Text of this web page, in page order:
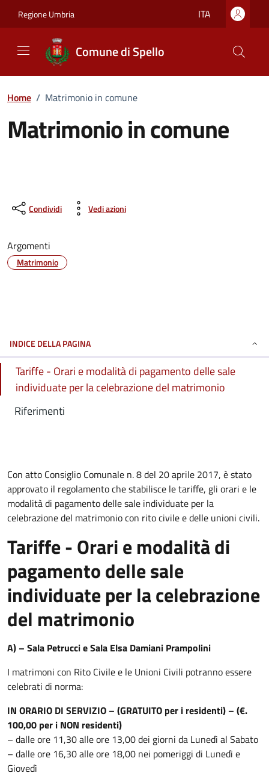
Regione Umbria ITA
Comune di Spello
Home / Matrimonio in comune
Matrimonio in comune
Condividi Vedi azioni
Argomenti
Matrimonio
INDICE DELLA PAGINA
Tariffe - Orari e modalità di pagamento delle sale
individuate per la celebrazione del matrimonio
Riferimenti
Con atto Consiglio Comunale n. 8 del 20 aprile 2017, è stato
approvato il regolamento che stabilisce le tariffe, gli orari e le
modalità di pagamento delle sale individuate per la
celebrazione del matrimonio con rito civile e delle unioni civili.
Tariffe - Orari e modalità di
pagamento delle sale
individuate per la celebrazione
del matrimonio
A) – Sala Petrucci e Sala Elsa Damiani Prampolini
I matrimoni con Rito Civile e le Unioni Civili potranno essere
celebrati di norma:
IN ORARIO DI SERVIZIO – (GRATUITO per i residenti) – (€.
100,00 per i NON residenti)
– dalle ore 11,30 alle ore 13,00 dei giorni da Lunedì al Sabato
– dalle ore 16,30 alle ore 18,00 nei pomeriggi di Lunedì e
Giovedì